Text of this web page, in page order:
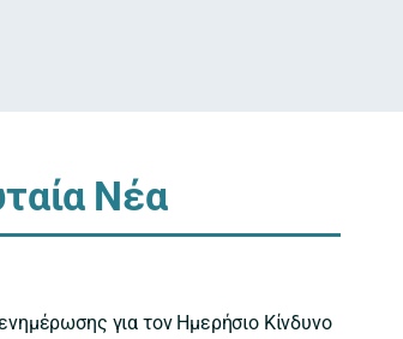
Νέα
για τον Ημερήσιο Κίνδυνο